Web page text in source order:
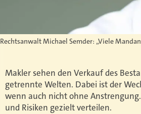
Rechtsanwalt Michael Semder: „Viele
Makler sehen den Verkauf des
getrennte Welten. Dabei ist der
wenn auch nicht ohne
und Risiken gezielt verteilen.